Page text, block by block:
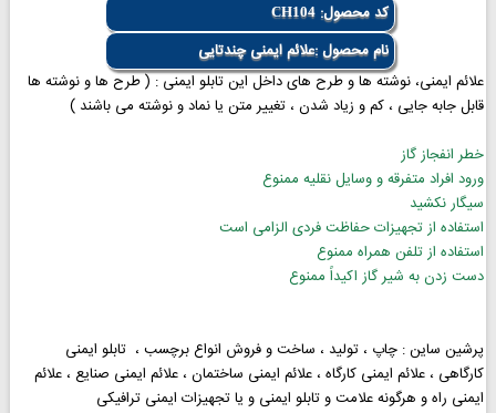
کد محصول: CH104
نام محصول :علائم ایمنی چندتایی
علائم ایمنی، نوشته ها و طرح های داخل این تابلو ایمنی : ( طرح ها و نوشته ها
قابل جابه جایی ، کم و زیاد شدن ، تغییر متن یا نماد و نوشته می باشند )
خطر انفجاز گاز
ورود افراد متفرقه و وسایل نقلیه ممنوع
سیگار نکشید
استفاده از تجهیزات حفاظت فردی الزامی است
استفاده از تلفن همراه ممنوع
دست زدن به شیر گاز اکیداً ممنوع
پرشین ساین : چاپ ، تولید ، ساخت و فروش انواع برچسب ، تابلو ایمنی
کارگاهی ، علائم ایمنی کارگاه ، علائم ایمنی ساختمان ، علائم ایمنی صنایع ، علائم
ایمنی راه و هرگونه علامت و تابلو ایمنی و یا تجهیزات ایمنی ترافیکی